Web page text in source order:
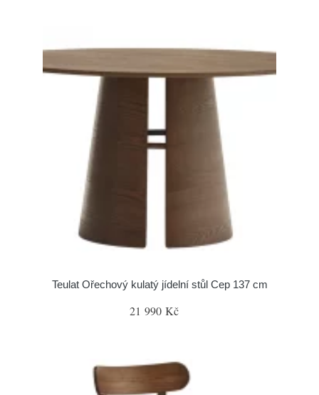
Teulat Ořechový kulatý jídelní stůl Cep 137 cm
21 990 Kč